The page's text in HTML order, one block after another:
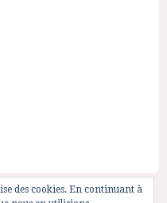
des cookies. En continuant à